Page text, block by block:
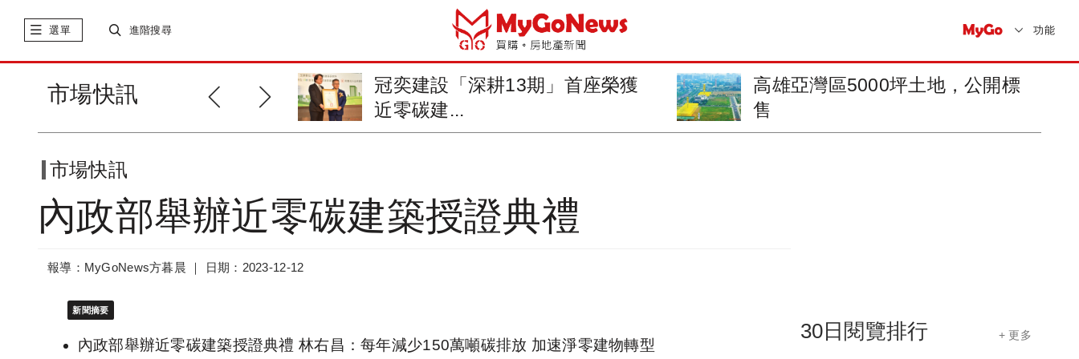
選單 進階搜尋 功能
市場快訊
奕建設「深耕13期」首座榮獲
零碳建...
高雄亞灣區5000坪土地，公開標
售
仲介全聯會選出2024年房市代表
字「穩」
市場快訊
內政部舉辦近零碳建築授證典禮
報導：MyGoNews方暮晨 ｜ 日期：2023-12-12
新聞摘要
內政部舉辦近零碳建築授證典禮 林右昌：每年減少150萬噸碳排放 加速淨零建物轉型
30日閱覽排行 + 更多